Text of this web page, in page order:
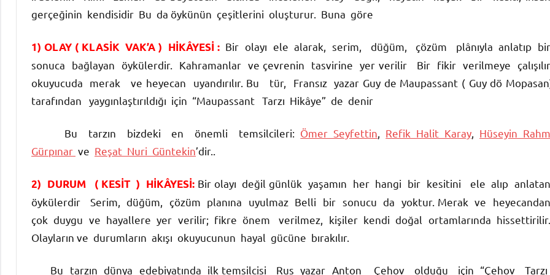
gerçeğinin kendisidir Bu da öykünün çeşitlerini oluşturur. Buna göre
1) OLAY ( KLASİK VAK’A ) HİKÂYESİ :Bir olayı ele alarak, serim, düğüm, çözüm plânıyla anlatıp bir
sonuca bağlayan öykülerdir. Kahramanlar ve çevrenin tasvirine yer verilir Bir fikir verilmeye
okuyucuda merak ve heyecan uyandırılır. Bu tür, Fransız yazar Guy de Maupassant ( Guy dö
tarafından yaygınlaştırıldığı için “Maupassant Tarzı Hikâye” de denir
Bu tarzın bizdeki en önemli temsilcileri: Ömer Seyfettin Refik Halit Karay
Hüseyin
Gürpınar ve Reşat Nuri Güntekin’dir..
2) DURUM ( KESİT ) HİKÂYESİ: Bir olayı değil günlük yaşamın her hangi bir kesitini ele alıp anlatan
öykülerdir Serim, düğüm, çözüm planına uyulmaz Belli bir sonucu da yoktur. Merak ve heyecandan
çok duygu ve hayallere yer verilir; fikre önem verilmez, kişiler kendi doğal ortamlarında hissettirilir.
Olayların ve durumların akışı okuyucunun hayal gücüne bırakılır.
Bu tarzın dünya edebiyatında ilk temsilcisi Rus yazar Anton Çehov olduğu için “Çehov Tarzı